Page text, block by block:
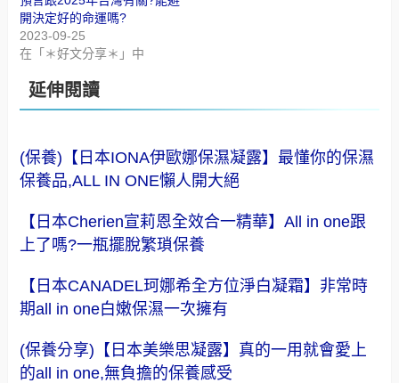
開決定好的命運嗎?
2023-09-25
在「＊好文分享＊」中
延伸閱讀
(保養)【日本IONA伊歐娜保濕凝露】最懂你的保濕
保養品,ALL IN ONE懶人開大絕
【日本Cherien宣莉恩全效合一精華】All in one跟
上了嗎?一瓶擺脫繁瑣保養
【日本CANADEL珂娜希全方位淨白凝霜】非常時
期all in one白嫩保濕一次擁有
(保養分享)【日本美樂思凝露】真的一用就會愛上
的all in one,無負擔的保養感受